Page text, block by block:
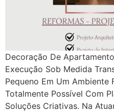
Decoração De
Execução Sob Medida
Pequeno Em Um Ambiente
Totalmente Possível Com
Soluções Criativas. Na